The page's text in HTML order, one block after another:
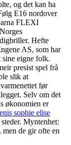
og det kan ha
E16 nordover
FLEXI
Hefte
AS, som har
sine eigne folk.
presist spel frå
slik at
før
Selv om det
økonomien er
sophie elise
Myntenhet:
de gir ofte en